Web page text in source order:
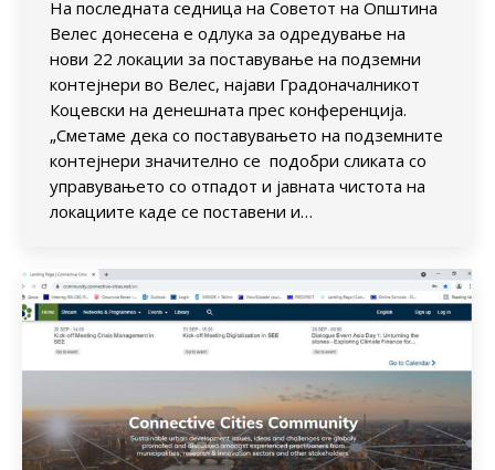
На последната седница на Советот на Општина
Велес донесена е одлука за одредување на
нови 22 локации за поставување на подземни
контејнери во Велес, најави Градоначалникот
Коцевски на денешната прес конференција.
„Сметаме дека со поставувањето на подземните
контејнери значително се подобри сликата со
управувањето со отпадот и јавната чистота на
локациите каде се поставени и…